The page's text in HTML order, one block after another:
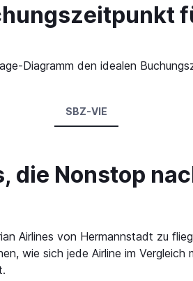
Diagramm den idealen
SBZ-VIE
die Nonstop
Airlines von Hermannstadt zu
wie sich jede Airline im